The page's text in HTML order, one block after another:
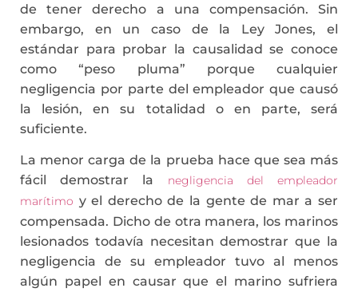
de tener derecho a una compensación. Sin
embargo, en un caso de la Ley Jones, el
estándar para probar la causalidad se conoce
como “peso pluma” porque cualquier
negligencia por parte del empleador que causó
la lesión, en su totalidad o en parte, será
suficiente.
La menor carga de la prueba hace que sea más
fácil demostrar la
negligencia del empleador
marítimo y el derecho de la gente de mar a ser
compensada. Dicho de otra manera, los marinos
lesionados todavía necesitan demostrar que la
negligencia de su empleador tuvo al menos
algún papel en causar que el marino sufriera